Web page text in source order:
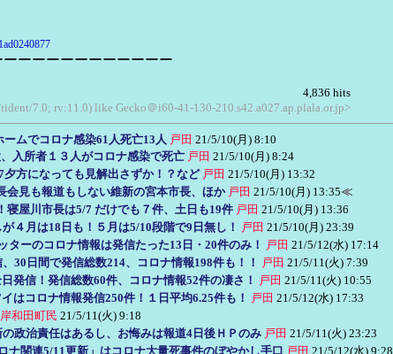
ーーーーーーーーーーー
4,836 hits
7.0; rv:11.0) like Gecko＠i60-41-130-210.s42.a027.ap.plala.or.jp>
ムでコロナ感染61人死亡13人 戸田 21/5/10(月) 8:10
入所者１３人がコロナ感染で死亡 戸田 21/5/10(月) 8:24
方になっても見解出さずか！？など 戸田 21/5/10(月) 13:32
会見も報道もしない維新の宮本市長、ほか 戸田 21/5/10(月) 13:35≪
寝屋川市長は5/7 だけでも７件、土日も19件 戸田 21/5/10(月) 13:36
４月は18日も！５月は5/10段階で9日無し！
戸田 21/5/10(月) 23:39
ターのコロナ情報は発信たった13日・20件のみ！
戸田 21/5/12(水) 17:14
30日間で発信総数214、コロナ情報198件も！！
戸田 21/5/11(火) 7:39
発信！発信総数60件、コロナ情報52件の凄さ！
戸田 21/5/11(火) 10:55
はコロナ情報発信250件！１日平均6.25件も！
戸田 21/5/12(水) 17:33
岸和田町民 21/5/11(火) 9:18
政治責任はあるし、お悔みは報道4日後ＨＰのみ 戸田 21/5/11(火) 23:23
ナ関連5/11更新」はコロナ大量死事件のぼやかし手口 戸田 21/5/12(水) 9:28